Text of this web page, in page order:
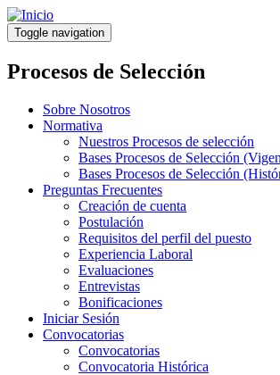
Pasar
al
contenido
principal
Toggle navigation
Procesos de Selección
Sobre Nosotros
Normativa
Nuestros Procesos de selección
Bases Procesos de Selección
Bases Procesos de Selección
Preguntas Frecuentes
Creación de cuenta
Postulación
Requisitos del perfil del puesto
Experiencia Laboral
Evaluaciones
Entrevistas
Bonificaciones
Iniciar Sesión
Convocatorias
Convocatorias
Convocatoria Histórica